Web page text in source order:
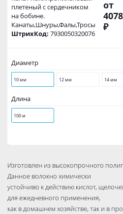
плетеный с сердечником
на бобине.
Канаты,Шнуры,Фалы,Тросы
ШтрихКод: 7930050320076
от
4078
₽
Диаметр
10 мм 12 мм 14 мм
Длина
100 м
Изготовлен из высокопрочного
Данное волокно химически
устойчиво к действию кислот,
для ежедневного применения,
как в домашнем хозяйстве, так и в